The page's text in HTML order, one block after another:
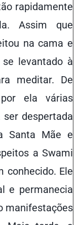
rapidamente
Assim que
na cama e
levantado à
meditar. De
ela várias
ser despertada
Santa Mãe e
a Swami
conhecido. Ele
e permanecia
manifestações